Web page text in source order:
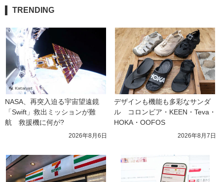
TRENDING
NASA、再突入迫る宇宙望遠鏡
「Swift」救出ミッションが難
航　救援機に何が?
2026年8月6日
デザインも機能も多彩なサンダ
ル　コロンビア・KEEN・Teva・
HOKA・OOFOS
2026年8月7日